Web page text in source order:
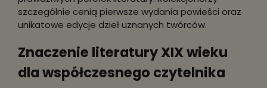
szczególnie cenią pierwsze wydania powieści oraz
unikatowe edycje dzieł uznanych twórców.
Znaczenie literatury XIX wieku
dla współczesnego czytelnika